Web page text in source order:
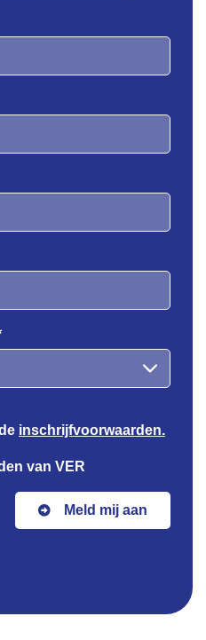
inschrijfvoorwaarden.
van VER
Meld mij aan